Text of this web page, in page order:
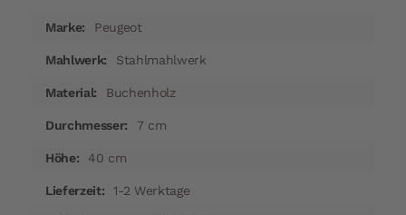
InformationenPeugeot
Stahlmahlwerk
Buchenholz
7 cm
40 cm
1-2 Werktage